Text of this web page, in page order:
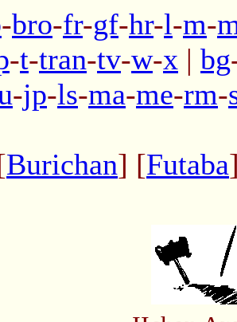
-bro-fr-gf-hr-l-m-
-t-tran-tv-w-x | bg
-jp-ls-ma-me-rm-
Burichan] [Futaba